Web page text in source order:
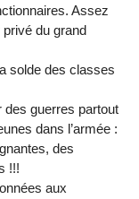
Assez
du grand
solde des classes
des guerres partout
dans l’armée :
des
!!!
aux